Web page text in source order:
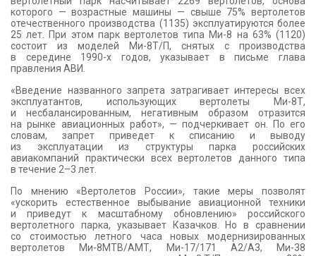
которого — возрастные машины — свыше 75% вертолетов
отечественного производства (1135) эксплуатируются более
25 лет. При этом парк вертолетов типа Ми-8 на 63% (1120)
состоит из моделей Ми-8Т/П, снятых с производства
в середине 1990-х годов, указывает в письме глава
правления АВИ.
«Введение названного запрета затрагивает интересы всех
эксплуатантов, использующих вертолеты Ми-8Т,
и несбалансированным, негативным образом отразится
на рынке авиационных работ», — подчеркивает он. По его
словам, запрет приведет к списанию и выводу
из эксплуатации из структуры парка российских
авиакомпаний практически всех вертолетов данного типа
в течение 2–3 лет.
По мнению «Вертолетов России», такие меры позволят
«ускорить естественное выбывание авиационной техники
и приведут к масштабному обновлению» российского
вертолетного парка, указывает Казачков. Но в сравнении
со стоимостью летного часа новых модернизированных
вертолетов Ми-8МТВ/АМТ, Ми-17/171 А2/А3, Ми-38